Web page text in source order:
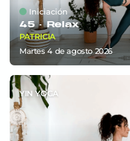
Iniciación
45 ·Relax
PATRICIA
martes 4deagosto 2026
YIN YOGA